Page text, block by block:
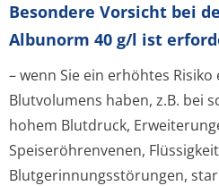
Besondere Vorsicht bei
Albunorm 40 g/l ist
– wenn Sie ein erhöhtes Risiko
Blutvolumens haben, z.B. bei
hohem Blutdruck,
Speiseröhrenvenen,
Blutgerinnungsstörun­gen,